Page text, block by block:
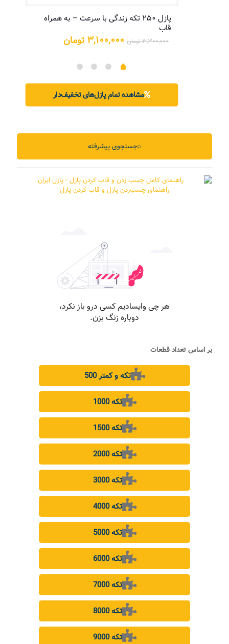
پازل ۲۵۰ تکه زندگی با سرعت – به همراه
قاب
۳,۳۰۰,۰۰۰تومان قیمت
بود.
۳,۱۰۰,۰۰۰ تومان
مشاهده تمام پازل‌های تخفیف‌دار
جستجوی پیشرفته⌕
راهنمای چسب‌زدن پازل و قاب کردن پازل
بر اساس تعداد قطعات
500 تکه و کمتر
1000 تکه
1500 تکه
2000 تکه
3000 تکه
4000 تکه
5000 تکه
6000 تکه
7000 تکه
8000 تکه
9000 تکه